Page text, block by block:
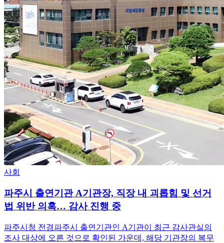
사회
파주시 출연기관 A기관장, 직장 내 괴롭힘 및 선거
법 위반 의혹… 감사 진행 중
파주시청 전경파주시 출연기관인 A기관이 최근 감사관실의
조사 대상에 오른 것으로 확인된 가운데, 해당 기관장의 복무